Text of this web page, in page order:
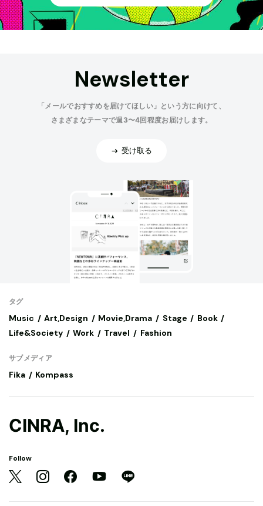
Newsletter
「メールでおすすめを届けてほしい」という方に向けて、
さまざまなテーマで週3〜4回程度お届けします。
受け取る
タグ
Music Art,Design Movie,Drama Stage
Book
Life&Society
Work Travel Fashion
サブメディア
Fika Kompass
CINRA, Inc.
Follow